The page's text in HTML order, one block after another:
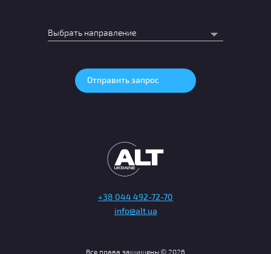
+38 044 492-72-70
info@alt.ua
Все права защищены © 2026